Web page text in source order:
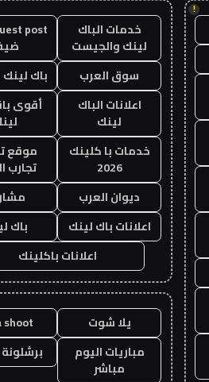
!
خدمات الباك
لينك والجيست
سوق العرب
باك لينك
اعلانات الباك
لينك
أقوى
خدمات با كلينك
2026
موقع
تجارب
ديوان العرب
اعلانات باك لينك
باك
اعلانات باكلينك
يلا شوت
shoot
مباريات اليوم
مباشر